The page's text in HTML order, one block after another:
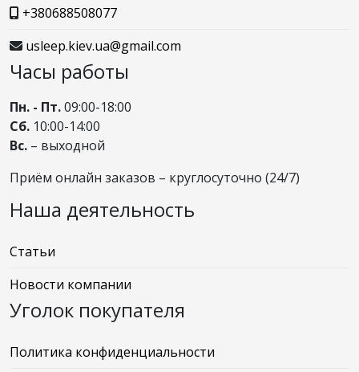
+380688508077
usleep.kiev.ua@gmail.com
Часы работы
Пн. - Пт.09:00-18:00
Сб. 10:00-14:00
Вс. – выходной
Приём онлайн заказов – круглосуточно (24/7)
Наша деятельность
Статьи
Новости компании
Уголок покупателя
Политика конфиденциальности